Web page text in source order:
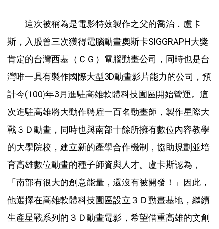
這次被稱為是電影特效製作之父的喬治．盧卡
斯，入股曾三次獲得電腦動畫奧斯卡SIGGRAPH大獎
肯定的台灣西基（ＣＧ）電腦動畫公司，同時也是台
灣唯一具有製作國際大型3D動畫影片能力的公司，預
計今(100)年3月進駐高雄軟體科技園區開始營運。這
次進駐高雄將大動作聘雇一百名動畫師，製作星際大
戰３Ｄ動畫，同時也與南部十餘所擁有數位內容教學
的大學院校，建立新的產學合作機制，協助規劃並培
育高雄數位動畫的種子師資與人才。盧卡斯認為，
「南部有很大的創意能量，還沒有被開發！」因此，
他選擇在高雄軟體科技園區設立３Ｄ動畫基地，繼續
生產星戰系列的３Ｄ動畫電影，希望借重高雄的文創